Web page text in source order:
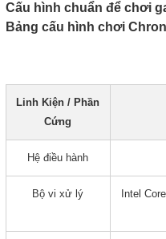
Cấu hình chuẩn để chơi
Bảng cấu hình chơi
Linh Kiện / Phần
Cứng
Hệ điều hành
Bộ vi xử lý
Intel